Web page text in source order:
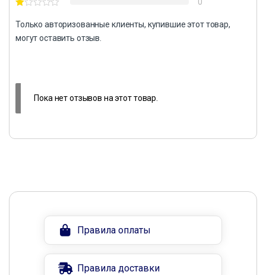
0
Только авторизованные клиенты, купившие этот товар,
могут оставить отзыв.
Пока нет отзывов на этот товар.
Правила оплаты
Правила доставки